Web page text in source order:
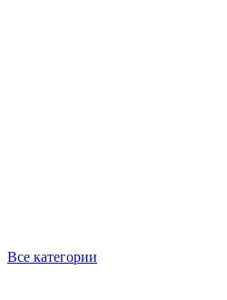
Все категории